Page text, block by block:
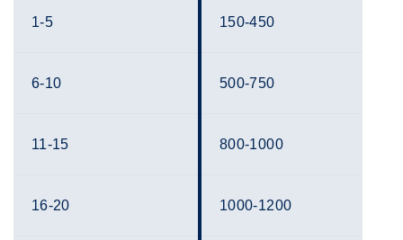
1-5 150-450
6-10 500-750
11-15 800-1000
16-20 1000-1200